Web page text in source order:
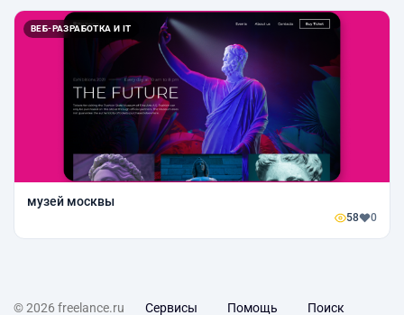
ВЕБ-РАЗРАБОТКА И IT
музей москвы
58 0
© 2026 freelance.ru Сервисы Помощь Поиск